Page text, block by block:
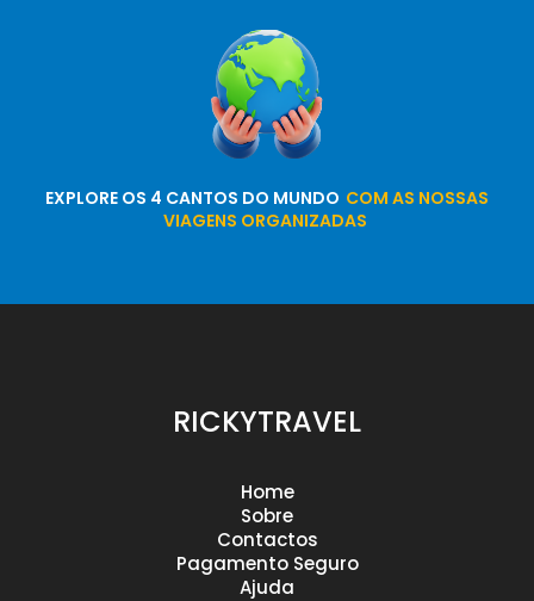
EXPLORE OS 4 CANTOS DO MUNDO COM AS NOSSAS
VIAGENS ORGANIZADAS
RICKYTRAVEL
Home
Sobre
Contactos
Pagamento Seguro
Ajuda